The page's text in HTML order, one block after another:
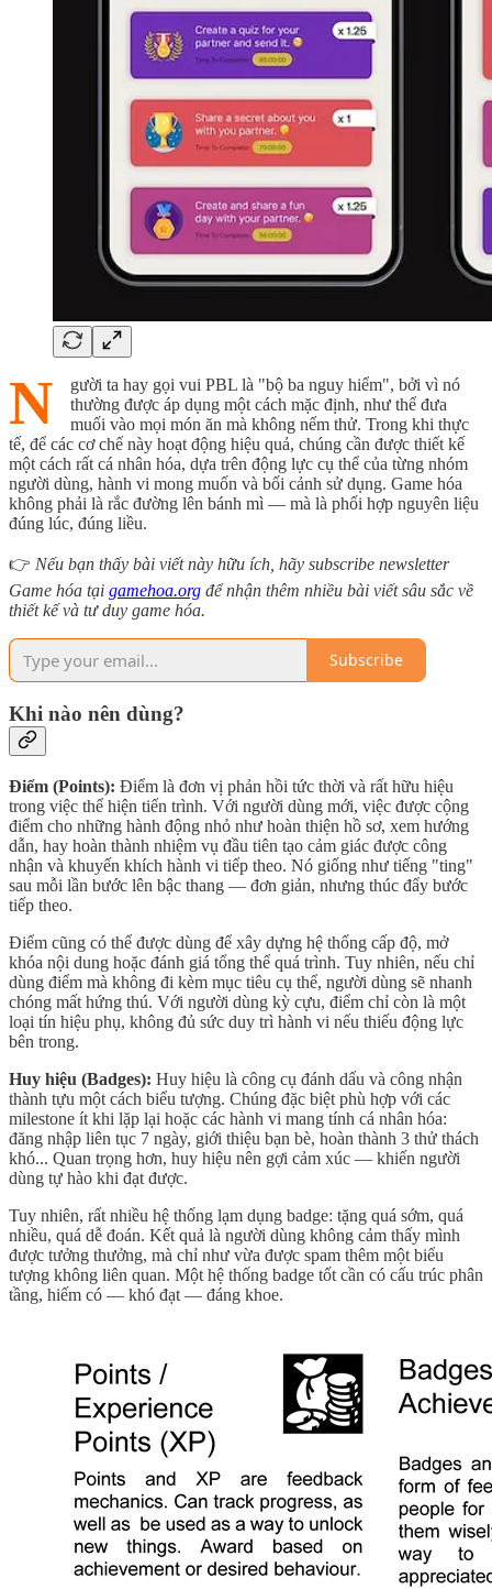
N
gười ta hay gọi vui PBL là "bộ ba nguy hiểm", bởi vì nó
thường được áp dụng một cách mặc định, như thể đưa
muối vào mọi món ăn mà không nếm thử. Trong khi thực
tế, để các cơ chế này hoạt động hiệu quả, chúng cần được thiết kế
một cách rất cá nhân hóa, dựa trên động lực cụ thể của từng nhóm
người dùng, hành vi mong muốn và bối cảnh sử dụng. Game hóa
không phải là rắc đường lên bánh mì — mà là phối hợp nguyên liệu
đúng lúc, đúng liều.
👉 Nếu bạn thấy bài viết này hữu ích, hãy subscribe newsletter
Game hóa tại gamehoa.org để nhận thêm nhiều bài viết sâu sắc về
thiết kế và tư duy game hóa.
Subscribe
Khi nào nên dùng?
Điểm (Points): Điểm là đơn vị phản hồi tức thời và rất hữu hiệu
trong việc thể hiện tiến trình. Với người dùng mới, việc được cộng
điểm cho những hành động nhỏ như hoàn thiện hồ sơ, xem hướng
dẫn, hay hoàn thành nhiệm vụ đầu tiên tạo cảm giác được công
nhận và khuyến khích hành vi tiếp theo. Nó giống như tiếng "ting"
sau mỗi lần bước lên bậc thang — đơn giản, nhưng thúc đẩy bước
tiếp theo.
Điểm cũng có thể được dùng để xây dựng hệ thống cấp độ, mở
khóa nội dung hoặc đánh giá tổng thể quá trình. Tuy nhiên, nếu chỉ
dùng điểm mà không đi kèm mục tiêu cụ thể, người dùng sẽ nhanh
chóng mất hứng thú. Với người dùng kỳ cựu, điểm chỉ còn là một
loại tín hiệu phụ, không đủ sức duy trì hành vi nếu thiếu động lực
bên trong.
Huy hiệu (Badges): Huy hiệu là công cụ đánh dấu và công nhận
thành tựu một cách biểu tượng. Chúng đặc biệt phù hợp với các
milestone ít khi lặp lại hoặc các hành vi mang tính cá nhân hóa:
đăng nhập liên tục 7 ngày, giới thiệu bạn bè, hoàn thành 3 thử thách
khó... Quan trọng hơn, huy hiệu nên gợi cảm xúc — khiến người
dùng tự hào khi đạt được.
Tuy nhiên, rất nhiều hệ thống lạm dụng badge: tặng quá sớm, quá
nhiều, quá dễ đoán. Kết quả là người dùng không cảm thấy mình
được tưởng thưởng, mà chỉ như vừa được spam thêm một biểu
tượng không liên quan. Một hệ thống badge tốt cần có cấu trúc phân
tầng, hiếm có — khó đạt — đáng khoe.